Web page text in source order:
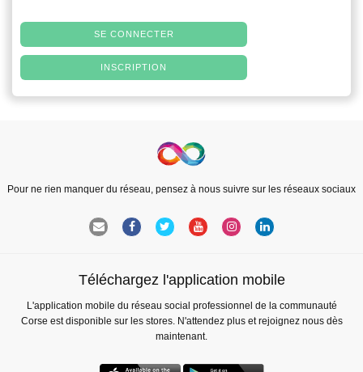
SE CONNECTER
INSCRIPTION
Pour ne rien manquer du réseau, pensez à nous suivre sur les réseaux sociaux
Téléchargez l'application mobile
L'application mobile du réseau social professionnel de la communauté
Corse est disponible sur les stores. N'attendez plus et rejoignez nous dès
maintenant.